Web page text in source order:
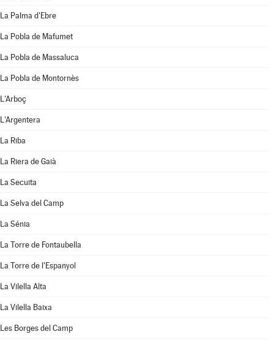
La Palma d'Ebre
La Pobla de Mafumet
La Pobla de Massaluca
La Pobla de Montornès
L'Arboç
L'Argentera
La Riba
La Riera de Gaià
La Secuita
La Selva del Camp
La Sénia
La Torre de Fontaubella
La Torre de l'Espanyol
La Vilella Alta
La Vilella Baixa
Les Borges del Camp